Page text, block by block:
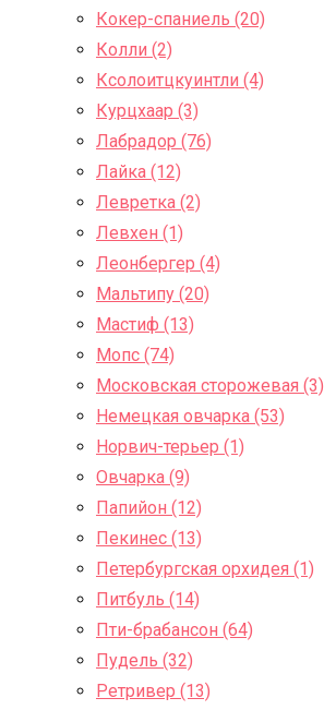
Кокер-спаниель (20)
Колли (2)
Ксолоитцкуинтли (4)
Курцхаар (3)
Лабрадор (76)
Лайка (12)
Левретка (2)
Левхен (1)
Леонбергер (4)
Мальтипу (20)
Мастиф (13)
Мопс (74)
Московская сторожевая (3)
Немецкая овчарка (53)
Норвич-терьер (1)
Овчарка (9)
Папийон (12)
Пекинес (13)
Петербургская орхидея (1)
Питбуль (14)
Пти-брабансон (64)
Пудель (32)
Ретривер (13)